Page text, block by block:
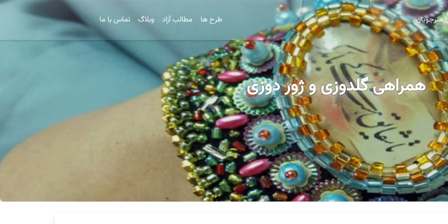
هنرجویان طرح ها مطالب آزاد وبلاگ تماس با ما
همراهی گلدوزی و ژور دوزی